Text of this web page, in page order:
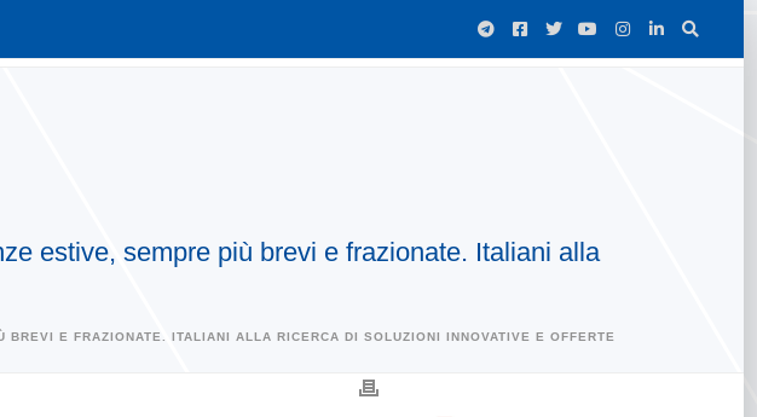
estive, sempre più brevi e frazionate. Italiani alla
E FRAZIONATE. ITALIANI ALLA RICERCA DI SOLUZIONI INNOVATIVE E OFFERTE